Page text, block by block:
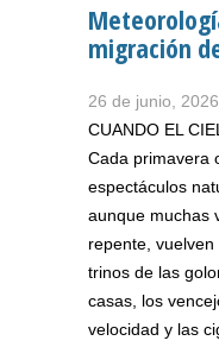
migración
26 de junio, 2026
CUANDO EL
Cada primavera
espectáculos
aunque muchas
repente,
trinos de las
casas, los
velocidad y las